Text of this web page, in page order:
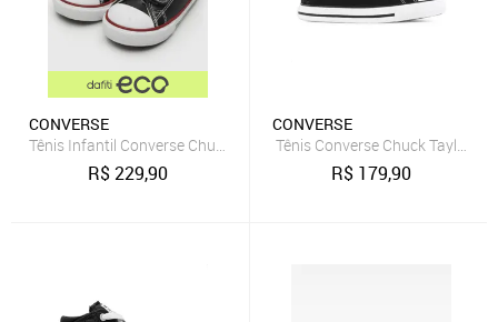
CONVERSE
Tênis Infantil Converse Chuck Taylor All Star 2V Preto
R$229,90
CONVERSE
Tênis Converse Chuck Taylor
R$ 179,90